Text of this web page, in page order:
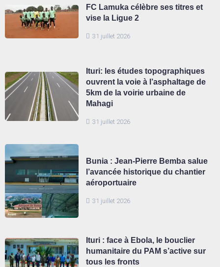
31 juillet 2026
FC Lamuka célèbre ses titres et
vise la Ligue 2
31 juillet 2026
Ituri: les études topographiques
ouvrent la voie à l’asphaltage de
5km de la voirie urbaine de
Mahagi
31 juillet 2026
Bunia : Jean-Pierre Bemba salue
l’avancée historique du chantier
aéroportuaire
Ituri : face à Ebola, le bouclier
humanitaire du PAM s’active sur
tous les fronts